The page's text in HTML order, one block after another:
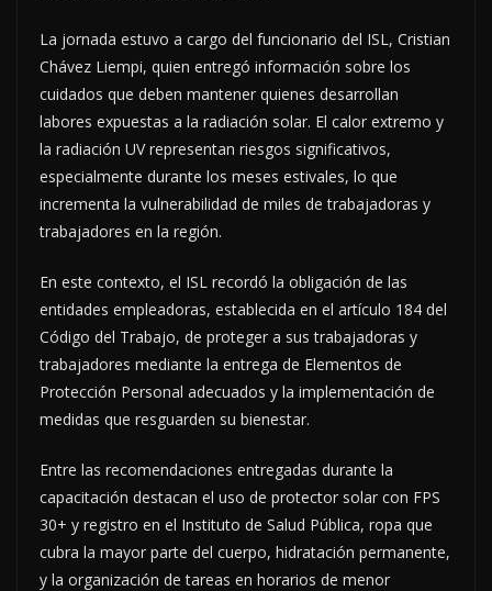
La jornada estuvo a cargo del funcionario del ISL, Cristian
Chávez Liempi, quien entregó información sobre los
cuidados que deben mantener quienes desarrollan
labores expuestas a la radiación solar. El calor extremo y
la radiación UV representan riesgos significativos,
especialmente durante los meses estivales, lo que
incrementa la vulnerabilidad de miles de trabajadoras y
trabajadores en la región.
En este contexto, el ISL recordó la obligación de las
entidades empleadoras, establecida en el artículo 184 del
Código del Trabajo, de proteger a sus trabajadoras y
trabajadores mediante la entrega de Elementos de
Protección Personal adecuados y la implementación de
medidas que resguarden su bienestar.
Entre las recomendaciones entregadas durante la
capacitación destacan el uso de protector solar con FPS
30+ y registro en el Instituto de Salud Pública, ropa que
cubra la mayor parte del cuerpo, hidratación permanente,
y la organización de tareas en horarios de menor